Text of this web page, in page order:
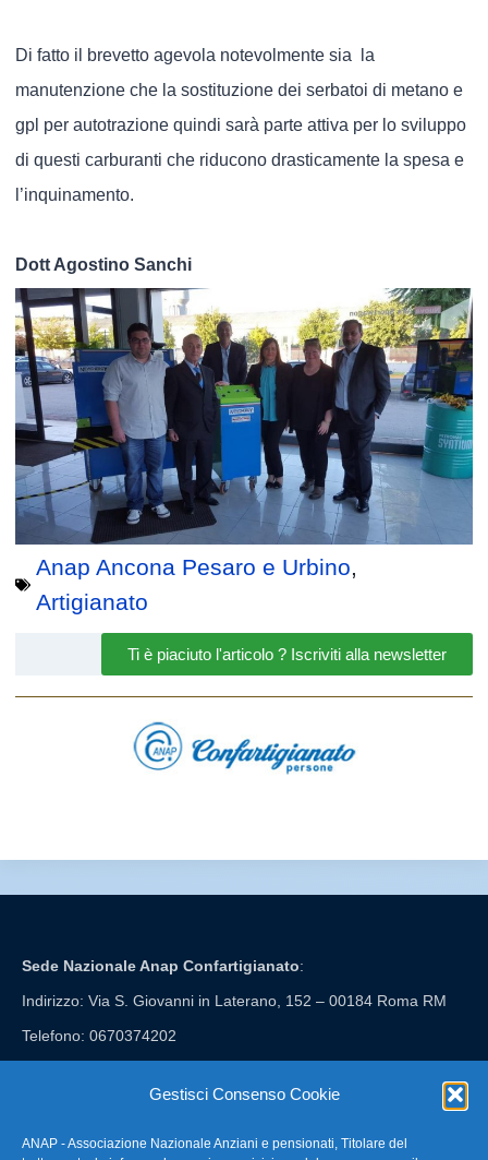
Gestisci Consenso Cookie
ANAP - Associazione Nazionale Anziani e pensionati, Titolare del
Di fatto il brevetto agevola notevolmente sia la
manutenzione che la sostituzione dei serbatoi di metano e
gpl per autotrazione quindi sarà parte attiva per lo sviluppo
di questi carburanti che riducono drasticamente la spesa e
l’inquinamento.
Dott Agostino Sanchi
Anap Ancona Pesaro e Urbino,
Artigianato
Ti è piaciuto l'articolo ? Iscriviti alla newsletter
Sede Nazionale Anap Confartigianato:
Indirizzo: Via S. Giovanni in Laterano, 152 – 00184 Roma RM
Telefono: 0670374202